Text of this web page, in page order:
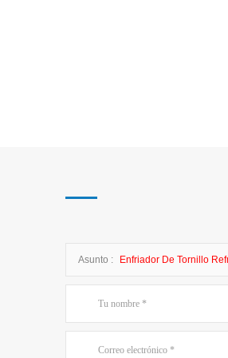
Asunto : Enfriador De Tornillo